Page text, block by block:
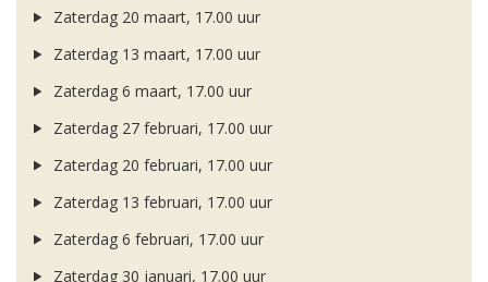
Zaterdag 20 maart, 17.00 uur
Zaterdag 13 maart, 17.00 uur
Zaterdag 6 maart, 17.00 uur
Zaterdag 27 februari, 17.00 uur
Zaterdag 20 februari, 17.00 uur
Zaterdag 13 februari, 17.00 uur
Zaterdag 6 februari, 17.00 uur
Zaterdag 30 januari, 17.00 uur